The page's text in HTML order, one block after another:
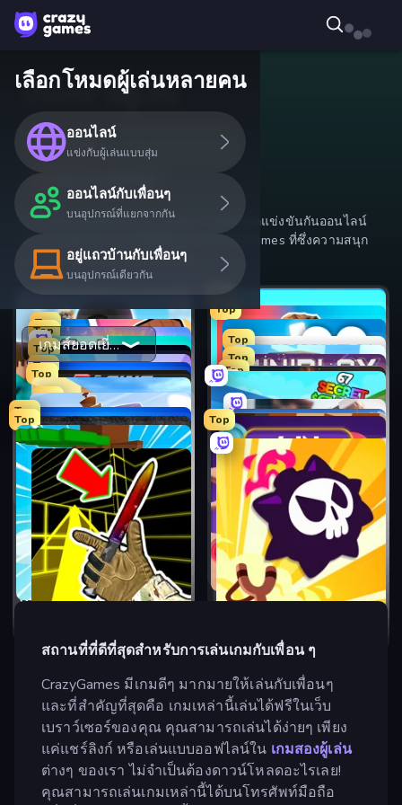
เลือกโหมดผู้เล่นหลายคน
ออนไลน์
แข่งกับผู้เล่นแบบสุ่ม
ออนไลน์กับเพื่อนๆ
บนอุปกรณ์ที่แยกจากกัน
อยู่แถวบ้านกับเพื่อนๆ
บนอุปกรณ์เดียวกัน
เกมหลายผู้เล่น
ออนไลน์ ออนไลน์กับเพื่อนๆ
ชวนเพื่อนของคุณมาเล่นเกมกัน! ร่วมทีมหรือแข่งขันกันออนไลน์
ในเกมมัลติเพลเยอร์ฟรีที่ดีที่สุดของ CrazyGames ที่ซึ่งความสนุก
(และการแข่งขัน) ไม่มีวันสิ้นสุด
ฉันจะเล่นกับเพื่อนได้อย่างไร?
เกมส์ยอดเยี่ยม
Bloxd.io
สูงสุด 19 ผู้เล่น •.io
Brainrot Arena Online
สูงสุด 2 ผู้เล่น •แอคชั่น
Mr. Dude: Online Multiverse Challenge
สูงสุด 5 ผู้เล่น•แอคชั่น
Grow A Garden | Growden.io
สูงสุด 6 ผู้เล่น• สถานการณ์จำลอง
Top
Meeland.io
สูงสุด 8 ผู้เล่น•.io
Top
Fortzone Battle Royale
สูงสุด 3 ผู้เล่น • แอคชั่น
Top
2v2.io
สูงสุด 20 ผู้เล่น•.io
99 Nights (Bloxd.io)
สูงสุด 6 ผู้เล่น • แอคชั่น
CubeRealm.io
สูงสุด 50 ผู้เล่น•.io
Top
Hexanaut.io
สูงสุด 10 ผู้เล่น •.io
Top
SkillWarz
สูงสุด 10 ผู้เล่น•ยิง
Poxel.io
สูงสุด 20 ผู้เล่น•.io
Smash Karts
สูงสุด 24 ผู้เล่น•.io
Top
Miniblox
สูงสุด 48 ผู้เล่น
Top
8 Ball Pool
สูงสุด 2 ผู้เล่น•กีฬา
FrontWars.io
100+ ผู้เล่น
Top
Racing Limits
สูงสุด 2 ผู้เล่น•ขับรถ
Top
Chess Free
สูงสุด 2 ผู้เล่น• กระดาน
PolyTrack
สูงสุด 16 ผู้เล่น•ขับรถ
Sweety Ludo
สูงสุด 4 ผู้เล่น•กระดาน
Top
Redcoats.io
100+ ผู้เล่น•ยิง สูงสุด 5 ผู้เล่น• แอคชั่น
Ships 3D
สูงสุด 90 ผู้เล่น•แอคชั่น
Kirka.io
สูงสุด 50 ผู้เล่น•ยิง
Gulper.io
สูงสุด 30 ผู้เล่น•.io
RocketGoal.io
สูงสุด 4 ผู้เล่น• .io
456 Guys
100+ ผู้เล่น•แอคชั่น
Goal Gang
สูงสุด 6 ผู้เล่น•กีฬา
Top
8 Ball Pool Billiards Multiplayer Russian Checkers Free
Top
WorldGuessr Free GeoGuessr
Top
Connect 4 Online Multiplayer
สูงสุด 8 ผู้เล่น•แอคชั่น สูงสุด 2 ผู้เล่น•
สถานที่ที่ดีที่สุดสำหรับการเล่นเกมกับเพื่อน ๆ
CrazyGames มีเกมดีๆ มากมายให้เล่นกับเพื่อนๆ
และที่สำคัญที่สุดคือ เกมเหล่านี้เล่นได้ฟรีในเว็บ
เบราว์เซอร์ของคุณ คุณสามารถเล่นได้ง่ายๆ เพียง
แค่แชร์ลิงก์ หรือเล่นแบบออฟไลน์ใน เกมสองผู้เล่น
ต่างๆ ของเรา ไม่จำเป็นต้องดาวน์โหลดอะไรเลย!
คุณสามารถเล่นเกมเหล่านี้ได้บนโทรศัพท์มือถือ